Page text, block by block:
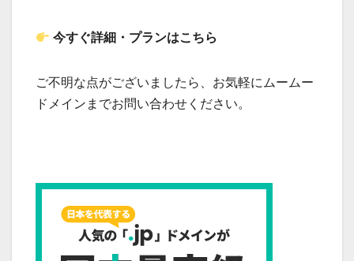
今すぐ詳細・プランはこちら
ご不明な点がございましたら、お気軽にムームー
ドメインまでお問い合わせください。